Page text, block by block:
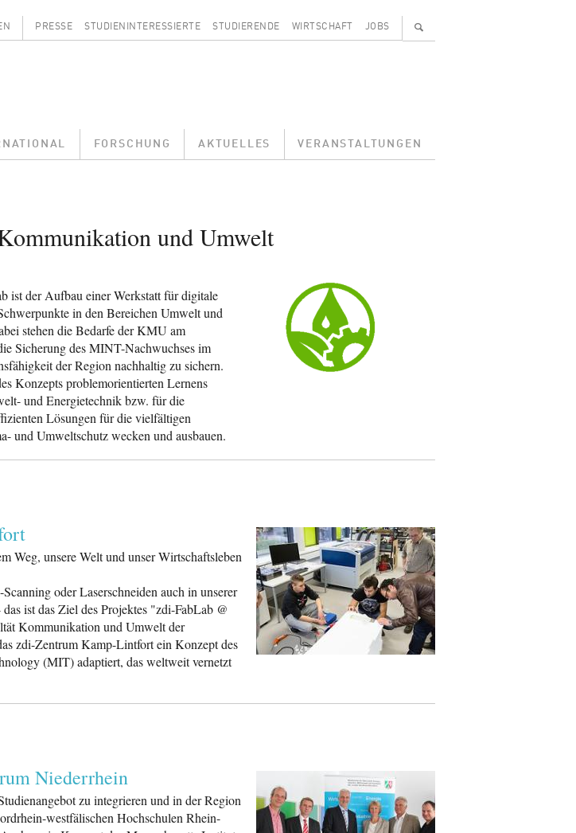
Secondary menu
PRESSE STUDIENINTERESSIERTE STUDIERENDE WIRTSCHAFT JOBS 🔍
FORSCHUNG AKTUELLES VERANSTALTUNGEN
und Umwelt
ist der Aufbau einer Werkstatt für digitale
in den Bereichen Umwelt und
stehen die Bedarfe der KMU am
Sicherung des MINT-Nachwuchses im
der Region nachhaltig zu sichern.
Konzepts problemorientierten Lernens
und Energietechnik bzw. für die
Lösungen für die vielfältigen
und Umweltschutz wecken und ausbauen.
Weg, unsere Welt und unser Wirtschaftsleben
oder Laserschneiden auch in unserer
ist das Ziel des Projektes "zdi-FabLab @
Kommunikation und Umwelt der
zdi-Zentrum Kamp-Lintfort ein Konzept des
(MIT) adaptiert, das weltweit vernetzt
Niederrhein
zu integrieren und in der Region
westfälischen Hochschulen Rhein-